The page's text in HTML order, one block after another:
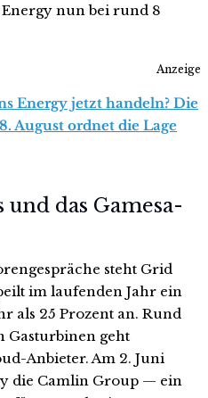
nun bei rund 8
Anzeige
Energy jetzt handeln? Die
August ordnet die Lage
das Gamesa-
steht Grid
im laufenden Jahr ein
als 25 Prozent an. Rund
Gasturbinen geht
Anbieter. Am 2. Juni
die Camlin Group — ein